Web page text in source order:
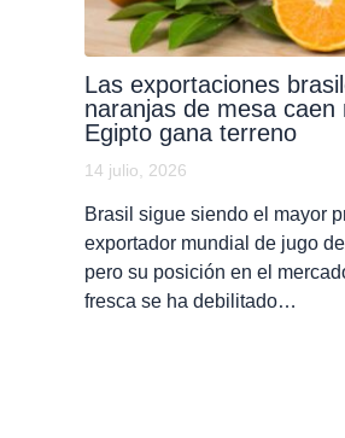
Las exportaciones
naranjas de mesa caen
Egipto gana terreno
14 julio, 2026
Brasil sigue siendo el mayor
exportador mundial de jugo
pero su posición en el
fresca se ha debilitado…